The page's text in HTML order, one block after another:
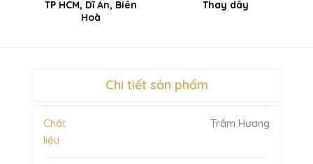
TP HCM, Dĩ An, Biên
Hoà
Thay dây
Chi tiết sản phẩm
Chất
liệu
Trầm Hương